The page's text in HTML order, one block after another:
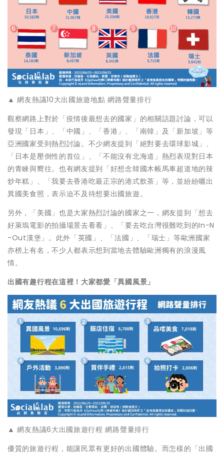
▲ 網友熱議10大出國旅遊地點 網路聲量排行
觀察網路上對於「疫情後最想去的國家」的相關話題討論，可以
發現「日本」、「中國」、「香港」、「南韓」及「新加坡」等
亞洲國家受到熱烈討論。不少網友提到「絕對要去環球影城」、
「日本是壓倒性的首位」、「不能沒有北海道」熱烈表現對日本
的青睞與嚮往。也有網友提到「好想念韓國木帳馬車超道地的辣
炒年糕」、「我要去香港吃最正宗的港式飲茶」等，並紛紛曬出
異國美食照，表示迫不及待想要出國旅遊。
另外，「美國」也是大家熱烈討論的國家之一，網友提到「想去
好萊塢電影的拍攝場景去看看」、「要去吃台灣很難吃到的In-N
-Out漢堡」。此外「英國」、「法國」、「瑞士」等歐洲國家
亦榜上有名，不少人都表示想到當地去體驗歐洲獨有的浪漫風
情。
出國有趣行程在這裡！大家都愛「異國風景」
▲ 網友熱議6大出國旅遊行程 網路聲量排行
優質的旅遊行程，能讓民眾有更好的出國體驗。而怎樣的「出國